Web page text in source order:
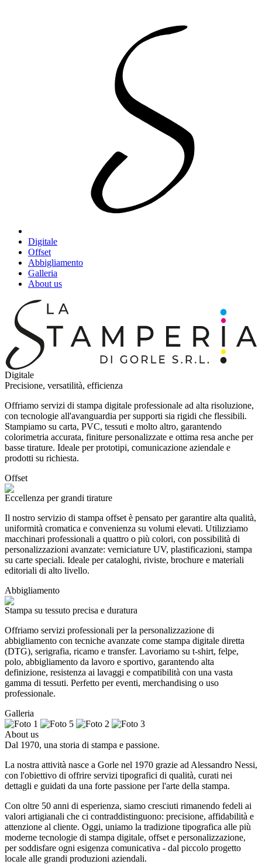
Digitale
Offset
Abbigliamento
Galleria
About us
Digitale
Precisione, versatilità, efficienza
Offriamo servizi di stampa digitale professionale ad alta risoluzione,
con tecnologie all'avanguardia per supporti sia rigidi che flessibili.
Stampiamo su carta, PVC, tessuti e molto altro, garantendo
colorimetria accurata, finiture personalizzate e ottima resa anche per
basse tirature. Ideale per prototipi, comunicazione aziendale e
prodotti su richiesta.
Offset
Eccellenza per grandi tirature
Il nostro servizio di stampa offset è pensato per garantire alta qualità,
uniformità cromatica e convenienza su volumi elevati. Utilizziamo
macchinari professionali a quattro o più colori, con possibilità di
personalizzazioni avanzate: verniciature UV, plastificazioni, stampa
su carte speciali. Ideale per cataloghi, riviste, brochure e materiali
editoriali di alto livello.
Abbigliamento
Stampa su tessuto precisa e duratura
Offriamo servizi professionali per la personalizzazione di
abbigliamento con tecniche avanzate come stampa digitale diretta
(DTG), serigrafia, ricamo e transfer. Lavoriamo su t-shirt, felpe,
polo, abbigliamento da lavoro e sportivo, garantendo alta
definizione, resistenza ai lavaggi e compatibilità con una vasta
gamma di tessuti. Perfetto per eventi, merchandising o uso
professionale.
Galleria
About us
Dal 1970, una storia di stampa e passione.
La nostra attività nasce a Gorle nel 1970 grazie ad Alessandro Nessi,
con l'obiettivo di offrire servizi tipografici di qualità, curati nei
dettagli e guidati da una forte passione per l'arte della stampa.
Con oltre 50 anni di esperienza, siamo cresciuti rimanendo fedeli ai
valori artigianali che ci contraddistinguono: precisione, affidabilità e
attenzione al cliente. Oggi, uniamo la tradizione tipografica alle più
moderne tecnologie di stampa digitale, offset e personalizzazione,
per soddisfare ogni esigenza comunicativa - dal piccolo progetto
locale alle grandi produzioni aziendali.